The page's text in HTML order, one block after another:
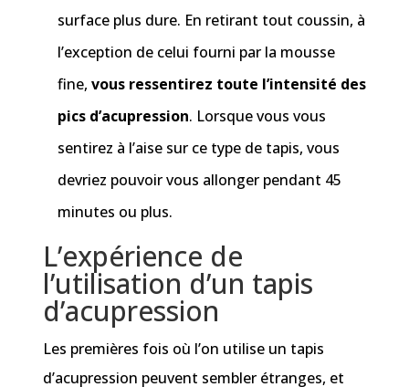
surface plus dure. En retirant tout coussin, à
l’exception de celui fourni par la mousse
fine, vous ressentirez toute l’intensité des
pics d’acupression. Lorsque vous vous
sentirez à l’aise sur ce type de tapis, vous
devriez pouvoir vous allonger pendant 45
minutes ou plus.
L’expérience de
l’utilisation d’un tapis
d’acupression
Les premières fois où l’on utilise un tapis
d’acupression peuvent sembler étranges, et